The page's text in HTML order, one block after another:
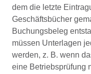
dem die letzte
Geschäftsbücher
Buchungsbeleg
müssen Unterlagen
werden, z. B. wenn
eine Betriebsprüfung